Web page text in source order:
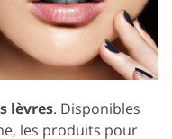
lèvres. Disponibles
les produits pour